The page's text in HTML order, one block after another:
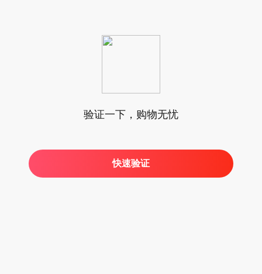
验证一下，购物无忧
快速验证